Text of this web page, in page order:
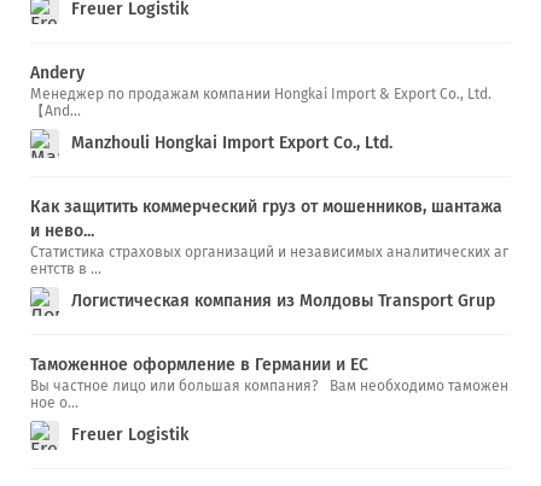
Freuer Logistik
Andery
Менеджер по продажам компании Hongkai Import & Export Co., Ltd.
【And...
Manzhouli Hongkai Import Export Co., Ltd.
Как защитить коммерческий груз от мошенников, шантажа
и нево...
Статистика страховых организаций и независимых аналитических аг
ентств в ...
Логистическая компания из Молдовы Transport Grup
Таможенное оформление в Германии и ЕС
Вы частное лицо или большая компания? Вам необходимо таможен
ное о...
Freuer Logistik